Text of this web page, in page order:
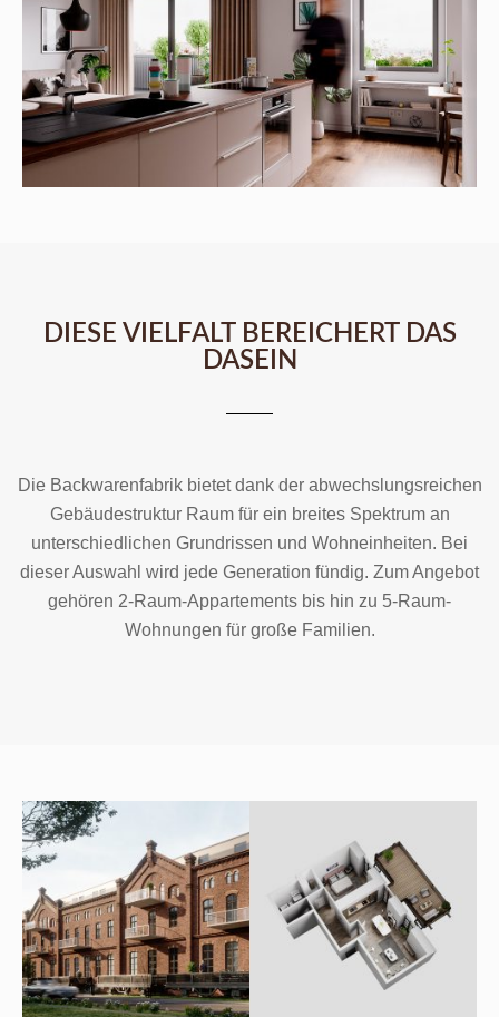
DIESE VIELFALT BEREICHERT DAS
DASEIN
Die Backwarenfabrik bietet dank der abwechslungsreichen
Gebäudestruktur Raum für ein breites Spektrum an
unterschiedlichen Grundrissen und Wohneinheiten. Bei
dieser Auswahl wird jede Generation fündig. Zum Angebot
gehören 2-Raum-Appartements bis hin zu 5-Raum-
Wohnungen für große Familien.